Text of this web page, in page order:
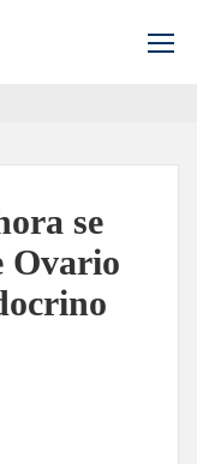
Poliendocrino
se
Ovario